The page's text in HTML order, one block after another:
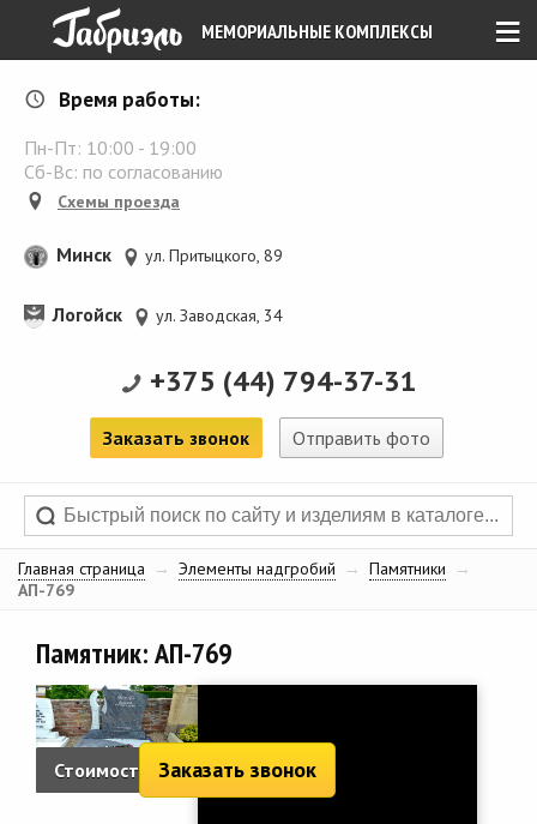
≡
МЕМОРИАЛЬНЫЕ КОМПЛЕКСЫ
Время работы:
Пн-Пт: 10:00 - 19:00
Сб-Вс: по согласованию
Схемы проезда
Минск ул. Притыцкого, 89
Логойск ул. Заводская, 34
+375 (44) 794-37-31
Заказать звонок Отправить фото
Главная страница → Элементы надгробий → Памятники
→
АП-769
Памятник: АП-769
Стоимость: 3 006 руб.
Заказать звонок